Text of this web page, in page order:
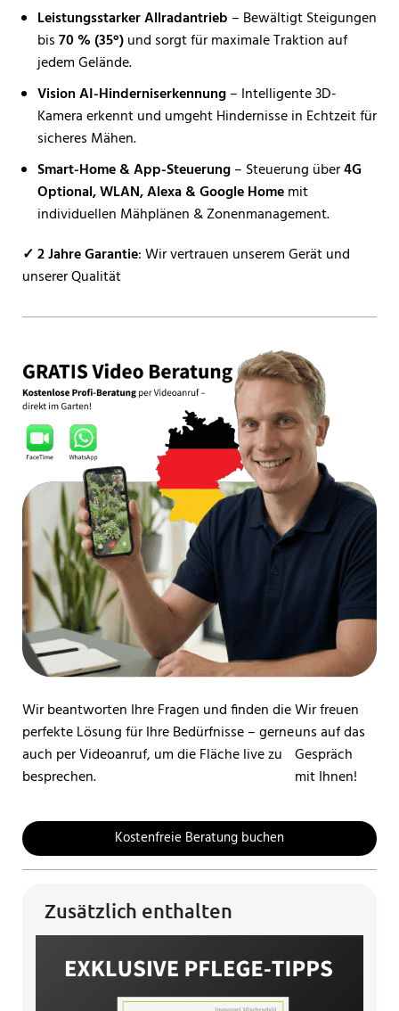
Leistungsstarker Allradantrieb – Bewältigt Steigungen
bis70 % (35°)und sorgt für maximale Traktion auf
jedem Gelände.
Vision AI-Hinderniserkennung– Intelligente 3D-
Kamera erkennt und umgeht Hindernisse in Echtzeit für
sicheres Mähen.
Smart-Home & App-Steuerung– Steuerung über4G
Optional, WLAN, Alexa & Google Homemit
individuellen Mähplänen & Zonenmanagement.
✓ 2 Jahre Garantie: Wir vertrauen unserem Gerät und
unserer Qualität
Wir beantworten Ihre Fragen und finden die
perfekte Lösung für Ihre Bedürfnisse – gerne
auch per Videoanruf, um die Fläche live zu
besprechen.
Wir freuen
uns auf das
Gespräch
mit Ihnen!
Kostenfreie Beratung buchen
Zusätzlich enthalten